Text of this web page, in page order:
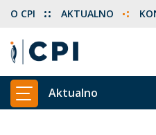
O CPI AKTUALNO
PRIKAŽI GLAVNI MENI
Aktualno